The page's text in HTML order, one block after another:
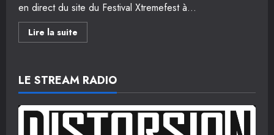
en direct du site du Festival Xtremefest à...
Lire la suite
savoir
Distorsion
are
Xtreme
LE STREAM RADIO